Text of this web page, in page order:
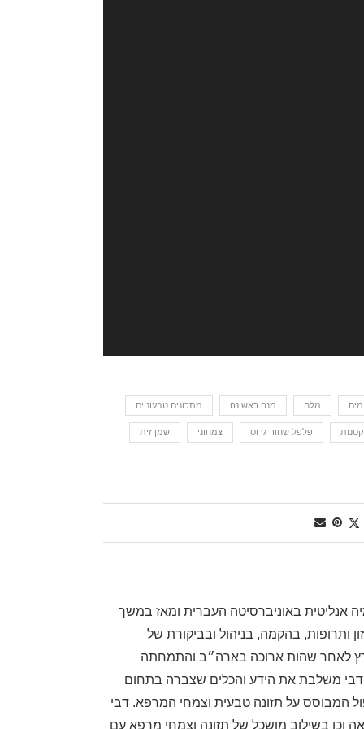
מים מלח מנה ראשונה מתכונים טבעוניים
פלפל שחור גרוס צמחוני שמן זית
אנליטית באוניברסיטה העברית ומאז במשך
ותרופות, בהקמה, בניהול ובביקורת של
לאחר שהות ארוכה בארה״ב והתמחתה
דבי משלבת את הידע והכלים שצברה בתחום
המבוסס על תזונה טבעית וצמחי המרפא. דבי
וכן בשילוב מושכל של תזונה וצמחי מרפא עם